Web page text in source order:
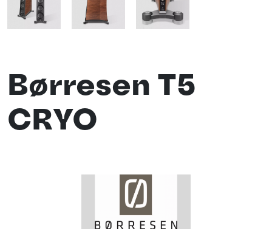
Børresen T5
CRYO